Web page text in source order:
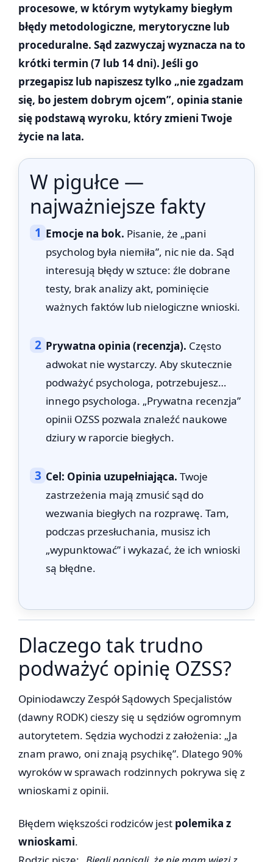
procesowe, w którym wytykamy biegłym
błędy metodologiczne, merytoryczne lub
proceduralne. Sąd zazwyczaj wyznacza na to
krótki termin (7 lub 14 dni). Jeśli go
przegapisz lub napiszesz tylko „nie zgadzam
się, bo jestem dobrym ojcem”, opinia stanie
się podstawą wyroku, który zmieni Twoje
życie na lata.
W pigułce —
najważniejsze fakty
1 Emocje na bok. Pisanie, że „pani
psycholog była niemiła”, nic nie da. Sąd
interesują błędy w sztuce: źle dobrane
testy, brak analizy akt, pominięcie
ważnych faktów lub nielogiczne wnioski.
2 Prywatna opinia (recenzja). Często
adwokat nie wystarczy. Aby skutecznie
podważyć psychologa, potrzebujesz…
innego psychologa. „Prywatna recenzja”
opinii OZSS pozwala znaleźć naukowe
dziury w raporcie biegłych.
3 Cel: Opinia uzupełniająca. Twoje
zastrzeżenia mają zmusić sąd do
wezwania biegłych na rozprawę. Tam,
podczas przesłuchania, musisz ich
„wypunktować” i wykazać, że ich wnioski
są błędne.
Dlaczego tak trudno
podważyć opinię OZSS?
Opiniodawczy Zespół Sądowych Specjalistów
(dawny RODK) cieszy się u sędziów ogromnym
autorytetem. Sędzia wychodzi z założenia: „Ja
znam prawo, oni znają psychikę”. Dlatego 90%
wyroków w sprawach rodzinnych pokrywa się z
wnioskami z opinii.
Błędem większości rodziców jest polemika z
wnioskami.